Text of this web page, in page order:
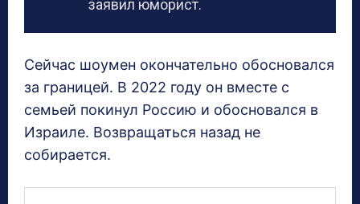
заявил юморист.
Сейчас шоумен окончательно обосновался
за границей. В 2022 году он вместе с
семьей покинул Россию и обосновался в
Израиле. Возвращаться назад не
собирается.